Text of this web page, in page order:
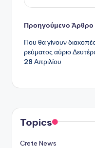
Πλοήγηση
Προηγούμενο Άρθρο
Που θα γίνουν διακοπές
ρεύματος αύριο
28 Απριλίου
Topics
Crete News